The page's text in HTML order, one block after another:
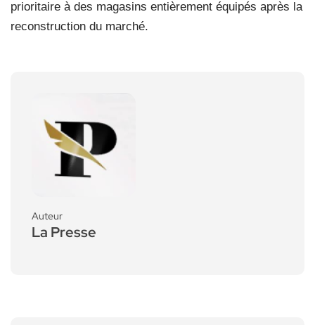
prioritaire à des magasins entièrement équipés après la
reconstruction du marché.
Auteur
La Presse